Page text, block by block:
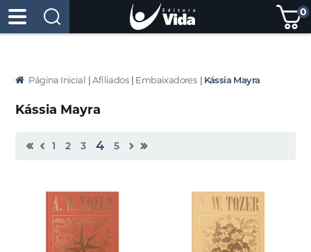
0
Página Inicial | Afiliados | Embaixadores | Kássia Mayra
Kássia Mayra
1 2 3 4 5